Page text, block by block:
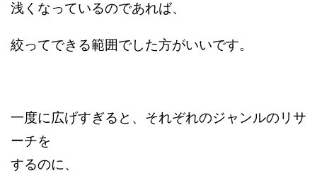
浅くなっているのであれば、
絞ってできる範囲でした方がいいです。
一度に広げすぎると、それぞれのジャンルのリサ
ーチを
するのに、